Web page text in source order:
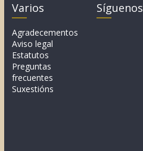
Varios
Agradecementos
Aviso legal
Estatutos
Preguntas
frecuentes
Suxestións
Síguenos